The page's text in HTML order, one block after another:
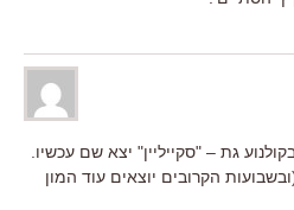
גת – "סקייליין" יצא שם עכשיו.
הקרובים יוצאים עוד המון